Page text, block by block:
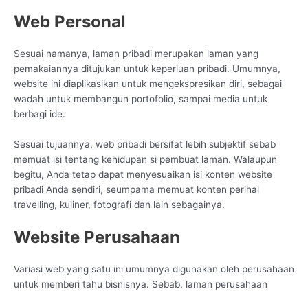
Web Personal
Sesuai namanya, laman pribadi merupakan laman yang
pemakaiannya ditujukan untuk keperluan pribadi. Umumnya,
website ini diaplikasikan untuk mengekspresikan diri, sebagai
wadah untuk membangun portofolio, sampai media untuk
berbagi ide.
Sesuai tujuannya, web pribadi bersifat lebih subjektif sebab
memuat isi tentang kehidupan si pembuat laman. Walaupun
begitu, Anda tetap dapat menyesuaikan isi konten website
pribadi Anda sendiri, seumpama memuat konten perihal
travelling, kuliner, fotografi dan lain sebagainya.
Website Perusahaan
Variasi web yang satu ini umumnya digunakan oleh perusahaan
untuk memberi tahu bisnisnya. Sebab, laman perusahaan